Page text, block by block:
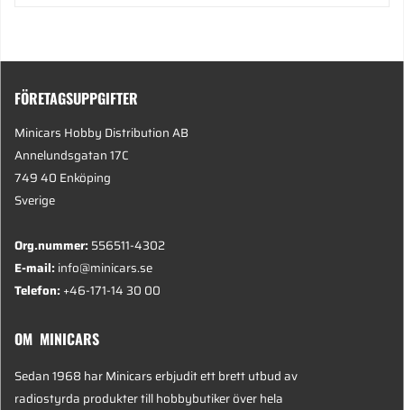
FÖRETAGSUPPGIFTER
Minicars Hobby Distribution AB
Annelundsgatan 17C
749 40 Enköping
Sverige
Org.nummer:556511-4302
E-mail:info@minicars.se
Telefon:+46-171-14 30 00
OM MINICARS
Sedan 1968 har Minicars erbjudit ett brett utbud av
radiostyrda produkter till hobbybutiker över hela